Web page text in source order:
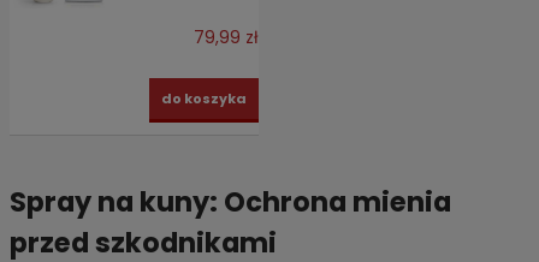
79,99 zł
do koszyka
Spray na kuny: Ochrona mienia
przed szkodnikami